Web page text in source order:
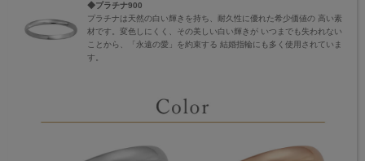
◆プラチナ900
プラチナは天然の白い輝きを持ち、耐久性に優れた希少価値の 高い素
材です。変色しにくく、その美しい白い輝きが いつまでも失われない
ことから、「永遠の愛」を約束する 結婚指輪にも多く使用されていま
す。